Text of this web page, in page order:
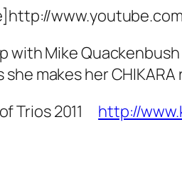
with Mike Quackenbush
she makes her
Trios 2011 http://